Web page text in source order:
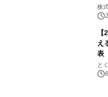
ラ
ボ
株
え
表
と